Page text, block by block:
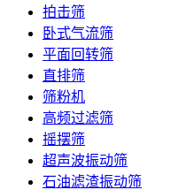
拍击筛
卧式气流筛
平面回转筛
直排筛
筛粉机
高频过滤筛
摇摆筛
超声波振动筛
石油滤渣振动筛